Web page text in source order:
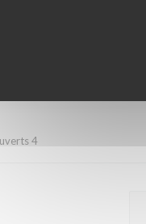
à l'écoute du client. La
y reviendrons dans pas
4